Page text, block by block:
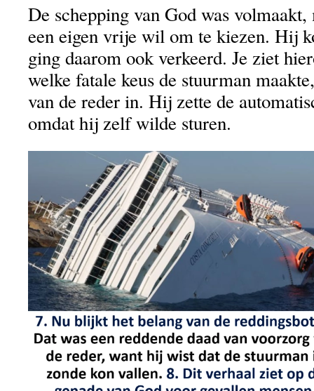
De schepping van God was volmaakt,
een eigen vrije wil om te kiezen. Hij
ging daarom ook verkeerd. Je ziet
welke fatale keus de stuurman
van de reder in. Hij zette de
omdat hij zelf wilde sturen.